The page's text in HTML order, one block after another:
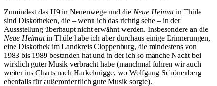
Zumindest das H9 in Neuenwege und die Neue Heimatin Thüle
sind Diskotheken, die – wenn ich das richtig sehe – in der
Aussstellung überhaupt nicht erwähnt werden. Insbesondere an die
Neue Heimatin Thüle habe ich aber durchaus einige Erinnerungen,
eine Diskothek im Landkreis Cloppenburg, die mindestens von
1983 bis 1989 bestanden hat und in der ich so manche Nacht bei
wirklich guter Musik verbracht habe (manchmal fuhren wir auch
weiter ins Charts nach Harkebrügge, wo Wolfgang Schönenberg
ebenfalls für außerordentlich gute Musik sorgte).